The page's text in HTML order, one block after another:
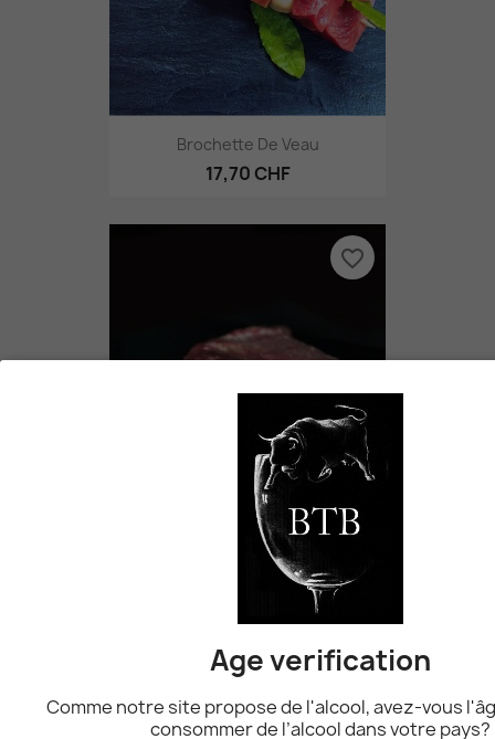
Brochette De Veau
17,70 CHF
Steak De Cheval
9,90 CHF
favorite_border
favorite_border
Age verification
Comme notre site propose de l'alcool, avez-vous
consommer de l’alcool dans votre pays?